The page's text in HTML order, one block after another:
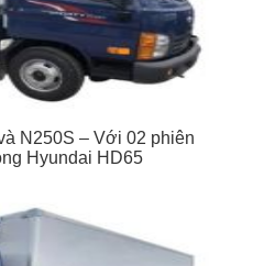
N250S – Với 02 phiên
Hyundai HD65